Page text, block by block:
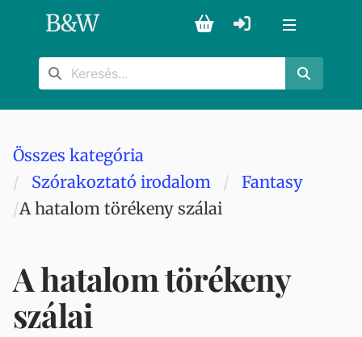
B&W
Összes kategória
Szórakoztató irodalom
Fantasy
A hatalom törékeny szálai
A hatalom törékeny
szálai